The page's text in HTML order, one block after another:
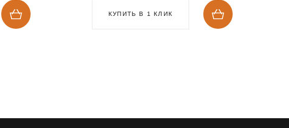
КУПИТЬ В 1 КЛИК